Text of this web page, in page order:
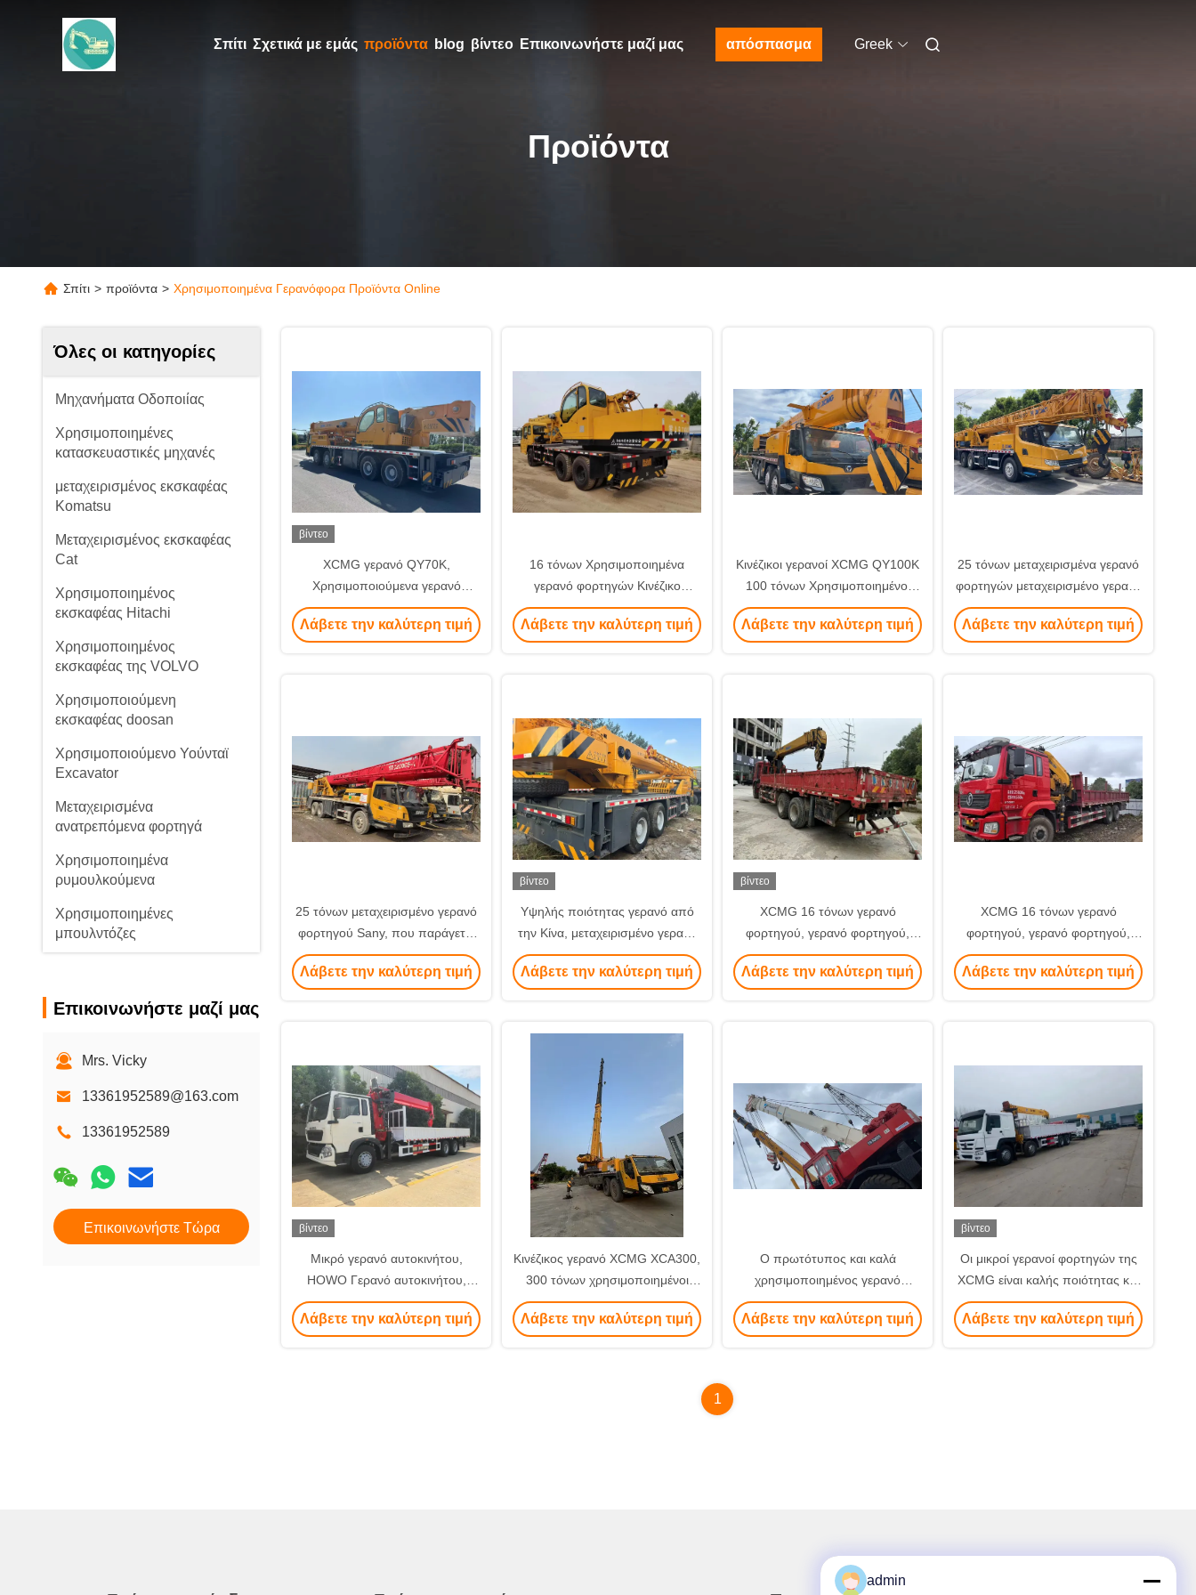
Σπίτι Σχετικά με εμάς προϊόντα blog βίντεο Επικοινωνήστε μαζί μας απόσπασμα Greek
Προϊόντα
Σπίτι > προϊόντα > Χρησιμοποιημένα Γερανόφορα Προϊόντα Online
Όλες οι κατηγορίες
Μηχανήματα Οδοποιίας
Χρησιμοποιημένες
κατασκευαστικές μηχανές
μεταχειρισμένος εκσκαφέας
Komatsu
Μεταχειρισμένος εκσκαφέας
Cat
Χρησιμοποιημένος
εκσκαφέας Hitachi
Χρησιμοποιημένος
εκσκαφέας της VOLVO
Χρησιμοποιούμενη
εκσκαφέας doosan
Χρησιμοποιούμενο Υούνταϊ
Excavator
Μεταχειρισμένα
ανατρεπόμενα φορτηγά
Χρησιμοποιημένα
ρυμουλκούμενα
Χρησιμοποιημένες
μπουλντόζες
Χρησιμοποιηθέντες
ανεμοφόροι ντίζελ
Χρησιμοποιημένα φορτωτικά
Χρησιμοποιημένα
Χρησιμοποιημένο φορτηγό
διαχωριστικός μηχανισμός
Χρησιμοποιημένα τροχαία
Επικοινωνήστε μαζί μας
Mrs. Vicky
13361952589@163.com
13361952589
Επικοινωνήστε Τώρα
βίντεο
XCMG γερανό QY70K,
Χρησιμοποιούμενα γερανό
φορτηγών από την Κίνα
Λάβετε την καλύτερη τιμή
16 τόνων Χρησιμοποιημένα
γερανό φορτηγών Κινέζικο
γερανό XCMG QY16D γερανό
φορτηγών
Λάβετε την καλύτερη τιμή
Κινέζικοι γερανοί XCMG QY100K
100 τόνων Χρησιμοποιημένοι
γερανοί φορτηγών
Λάβετε την καλύτερη τιμή
25 τόνων μεταχειρισμένα γερανό
φορτηγών μεταχειρισμένο γερανό
φορτηγών XCMG
Λάβετε την καλύτερη τιμή
25 τόνων μεταχειρισμένο γερανό
φορτηγού Sany, που παράγεται
με πρωτότυπο εξοπλισμό το
2020
Λάβετε την καλύτερη τιμή
βίντεο
Υψηλής ποιότητας γερανό από
την Κίνα, μεταχειρισμένο γερανό
XCMG QY25K5D
Λάβετε την καλύτερη τιμή
βίντεο
XCMG 16 τόνων γερανό
φορτηγού, γερανό φορτηγού,
εξαιρετική ποιότητα
Λάβετε την καλύτερη τιμή
XCMG 16 τόνων γερανό
φορτηγού, γερανό φορτηγού,
εξαιρετική ποιότητα
Λάβετε την καλύτερη τιμή
βίντεο
Μικρό γερανό αυτοκινήτου,
HOWO Γερανό αυτοκινήτου,
Καλής ποιότητας, από την Κίνα
Λάβετε την καλύτερη τιμή
Κινέζικος γερανό XCMG XCA300,
300 τόνων χρησιμοποιημένοι
γερανοί φορτηγών
Λάβετε την καλύτερη τιμή
Ο πρωτότυπος και καλά
χρησιμοποιημένος γερανό
Tadano προέρχεται από την
Ιαπωνία
Λάβετε την καλύτερη τιμή
βίντεο
Οι μικροί γερανοί φορτηγών της
XCMG είναι καλής ποιότητας και
προσιτής τιμής, προέρχονται από
την Κίνα
Λάβετε την καλύτερη τιμή
1
admin